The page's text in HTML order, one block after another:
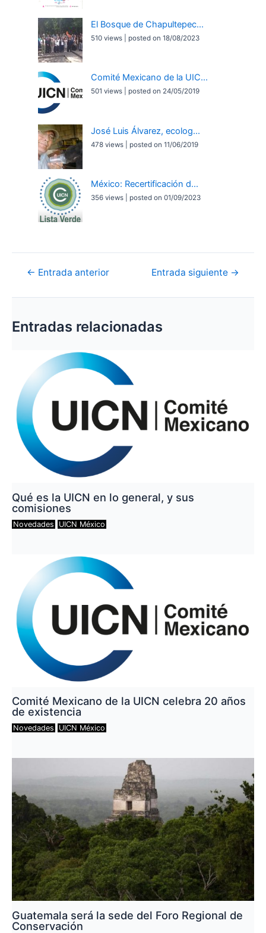
El Bosque de Chapultepec...
510 views posted on 18/08/2023
Comité Mexicano de la UIC...
501 views posted on 24/05/2019
José Luis Álvarez, ecolog...
478 views posted on 11/06/2019
México: Recertificación d...
356 views posted on 01/09/2023
Navegación
entradas
← Entrada anterior Entrada siguiente →
Entradas relacionadas
Qué es la UICN en lo general, y sus
comisiones
Novedades UICN México
Comité Mexicano de la UICN celebra 20 años
de existencia
Novedades UICN México
Guatemala será la sede del Foro Regional de
Conservación